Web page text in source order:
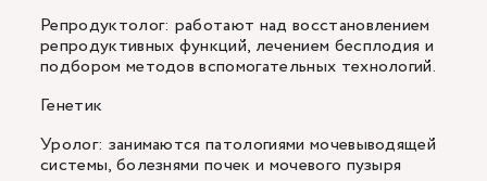
Репродуктолог: работают над восстановлением
репродуктивных функций, лечением бесплодия и
подбором методов вспомогательных технологий.
Генетик
Уролог: занимаются патологиями мочевыводящей
системы, болезнями почек и мочевого пузыря